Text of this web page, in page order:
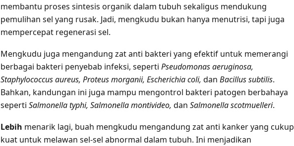
membantu proses sintesis organik dalam tubuh sekaligus mendukung
pemulihan sel yang rusak. Jadi, mengkudu bukan hanya menutrisi, tapi juga
mempercepat regenerasi sel.
Mengkudu juga mengandung zat anti bakteri yang efektif untuk memerangi
berbagai bakteri penyebab infeksi, seperti Pseudomonas aeruginosa,
Staphylococcus aureus, Proteus morganii, Escherichia coli, dan Bacillus subtilis.
Bahkan, kandungan ini juga mampu mengontrol bakteri patogen berbahaya
seperti Salmonella typhi, Salmonella montivideo, dan Salmonella scotmuelleri.
Lebih menarik lagi, buah mengkudu mengandung zat anti kanker yang cukup
kuat untuk melawan sel-sel abnormal dalam tubuh. Ini menjadikan